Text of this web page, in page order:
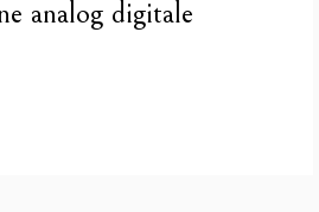
analog digitale